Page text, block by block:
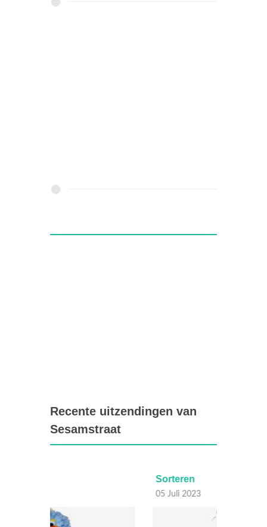
Recente uitzendingen van
Sesamstraat